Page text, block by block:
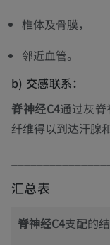
椎体及骨膜，
邻近血管。
b) 交感联系：
脊神经C4通过灰
纤维得以到达汗腺
汇总表
脊神经C4支配的